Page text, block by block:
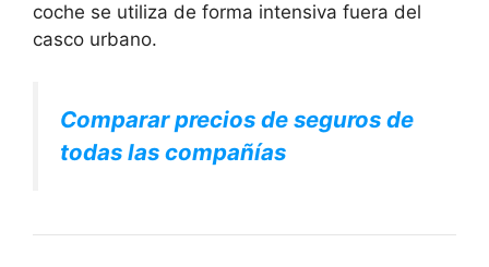
coche se utiliza de forma intensiva fuera del
casco urbano.
Comparar precios de seguros de
todas las compañías